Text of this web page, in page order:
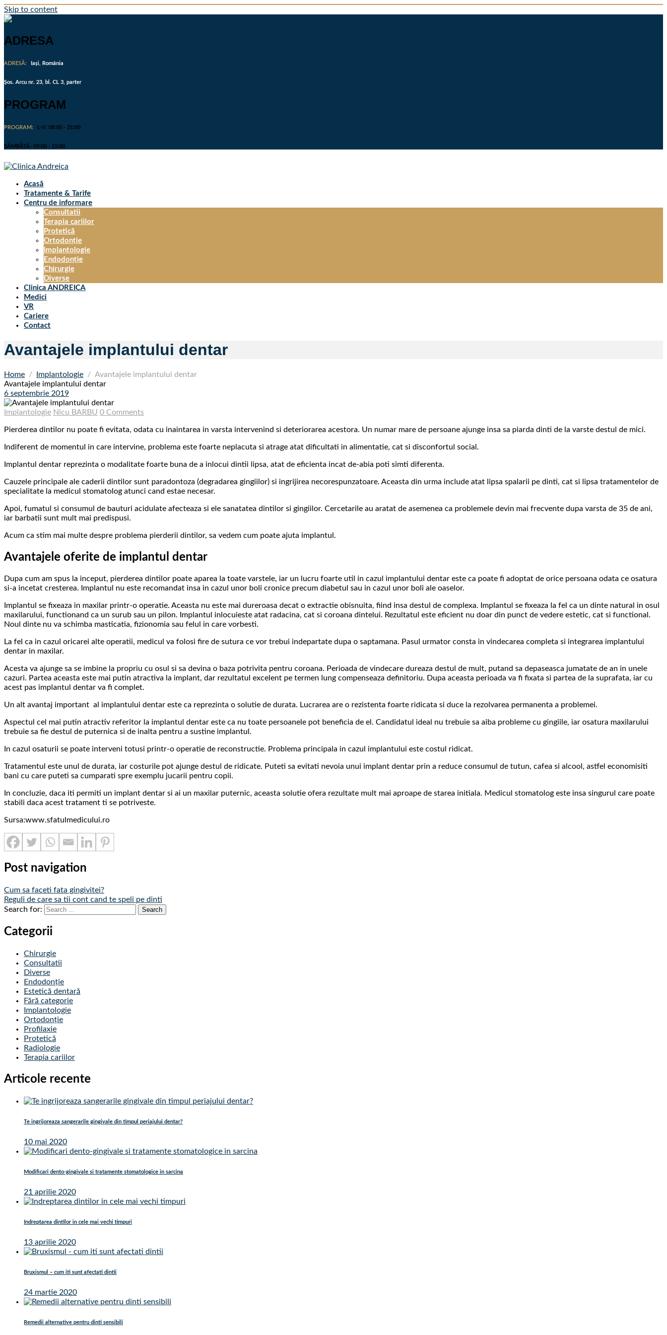
Skip to content
ADRESA
ADRESĂ: Iași, România
Șos. Arcu nr. 23, bl. CL 3, parter
PROGRAM
PROGRAM: L-V: 08:00 - 21:00
SÂMBĂTĂ- 09:00 - 15:00
Acasă
Tratamente & Tarife
Centru de informare
Consultatii
Terapia cariilor
Protetică
Ortodonție
Implantologie
Endodonție
Chirurgie
Diverse
Clinica ANDREICA
Medici
VR
Cariere
Contact
Avantajele implantului dentar
Home Implantologie
Avantajele implantului dentar
Avantajele implantului dentar
6 septembrie 2019
Implantologie Nicu BARBU 0 Comments
Pierderea dintilor nu poate fi evitata, odata cu inaintarea in varsta intervenind si deteriorarea acestora. Un numar mare de persoane ajunge insa sa piarda dinti de la varste destul de mici.
Indiferent de momentul in care intervine, problema este foarte neplacuta si atrage atat dificultati in alimentatie, cat si disconfortul social.
Implantul dentar reprezinta o modalitate foarte buna de a inlocui dintii lipsa, atat de eficienta incat de-abia poti simti diferenta.
Cauzele principale ale caderii dintilor sunt paradontoza (degradarea gingiilor) si ingrijirea necorespunzatoare. Aceasta din urma include atat lipsa spalarii pe dinti, cat si lipsa tratamentelor de
specialitate la medicul stomatolog atunci cand estae necesar.
Apoi, fumatul si consumul de bauturi acidulate afecteaza si ele sanatatea dintilor si gingiilor. Cercetarile au aratat de asemenea ca problemele devin mai frecvente dupa varsta de 35 de ani,
iar barbatii sunt mult mai predispusi.
Acum ca stim mai multe despre problema pierderii dintilor, sa vedem cum poate ajuta implantul.
Avantajele oferite de implantul dentar
Dupa cum am spus la inceput, pierderea dintilor poate aparea la toate varstele, iar un lucru foarte util in cazul implantului dentar este ca poate fi adoptat de orice persoana odata ce osatura
si-a incetat cresterea. Implantul nu este recomandat insa in cazul unor boli cronice precum diabetul sau in cazul unor boli ale oaselor.
Implantul se fixeaza in maxilar printr-o operatie. Aceasta nu este mai dureroasa decat o extractie obisnuita, fiind insa destul de complexa. Implantul se fixeaza la fel ca un dinte natural in osul
maxilarului, functionand ca un surub sau un pilon. Implantul inlocuieste atat radacina, cat si coroana dintelui. Rezultatul este eficient nu doar din punct de vedere estetic, cat si functional.
Noul dinte nu va schimba masticatia, fizionomia sau felul in care vorbesti.
La fel ca in cazul oricarei alte operatii, medicul va folosi fire de sutura ce vor trebui indepartate dupa o saptamana. Pasul urmator consta in vindecarea completa si integrarea implantului
dentar in maxilar.
Acesta va ajunge sa se imbine la propriu cu osul si sa devina o baza potrivita pentru coroana. Perioada de vindecare dureaza destul de mult, putand sa depaseasca jumatate de an in unele
cazuri. Partea aceasta este mai putin atractiva la implant, dar rezultatul excelent pe termen lung compenseaza definitoriu. Dupa aceasta perioada va fi fixata si partea de la suprafata, iar cu
acest pas implantul dentar va fi complet.
Un alt avantaj important al implantului dentar este ca reprezinta o solutie de durata. Lucrarea are o rezistenta foarte ridicata si duce la rezolvarea permanenta a problemei.
Aspectul cel mai putin atractiv referitor la implantul dentar este ca nu toate persoanele pot beneficia de el. Candidatul ideal nu trebuie sa aiba probleme cu gingiile, iar osatura maxilarului
trebuie sa fie destul de puternica si de inalta pentru a sustine implantul.
In cazul osaturii se poate interveni totusi printr-o operatie de reconstructie. Problema principala in cazul implantului este costul ridicat.
Tratamentul este unul de durata, iar costurile pot ajunge destul de ridicate. Puteti sa evitati nevoia unui implant dentar prin a reduce consumul de tutun, cafea si alcool, astfel economisiti
bani cu care puteti sa cumparati spre exemplu jucarii pentru copii.
In concluzie, daca iti permiti un implant dentar si ai un maxilar puternic, aceasta solutie ofera rezultate mult mai aproape de starea initiala. Medicul stomatolog este insa singurul care poate
stabili daca acest tratament ti se potriveste.
Sursa:www.sfatulmedicului.ro
Post navigation
Cum sa faceti fata gingivitei?
Reguli de care sa tii cont cand te speli pe dinti
Search for:
Categorii
Chirurgie
Consultatii
Diverse
Endodonție
Estetică dentară
Fără categorie
Implantologie
Ortodonție
Profilaxie
Protetică
Radiologie
Terapia cariilor
Articole recente
Te ingrijoreaza sangerarile gingivale din timpul periajului dentar?
10 mai 2020
Modificari dento-gingivale si tratamente stomatologice in sarcina
21 aprilie 2020
Indreptarea dintilor in cele mai vechi timpuri
13 aprilie 2020
Bruxismul – cum iti sunt afectati dintii
24 martie 2020
Remedii alternative pentru dinti sensibili